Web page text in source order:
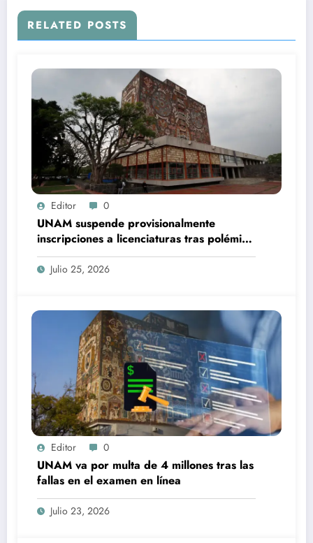
RELATED POSTS
Editor 0
UNAM suspende provisionalmente
inscripciones a licenciaturas tras polémica
por examen de admisión
Julio 25, 2026
Editor 0
UNAM va por multa de 4 millones tras las
fallas en el examen en línea
Julio 23, 2026